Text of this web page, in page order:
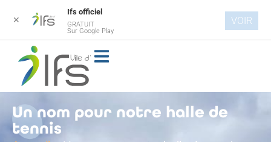
principal
Un nom pour notre halle de
tennis
✕
Ifs officiel
GRATUIT
Sur Google Play
VOIR